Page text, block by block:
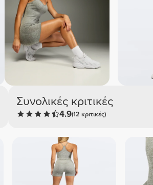
Συνολικές κριτικές
4.9(12 κριτικές)